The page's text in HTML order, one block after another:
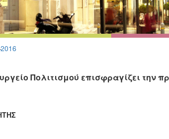
2016
Πολιτισμού επισφραγίζει την